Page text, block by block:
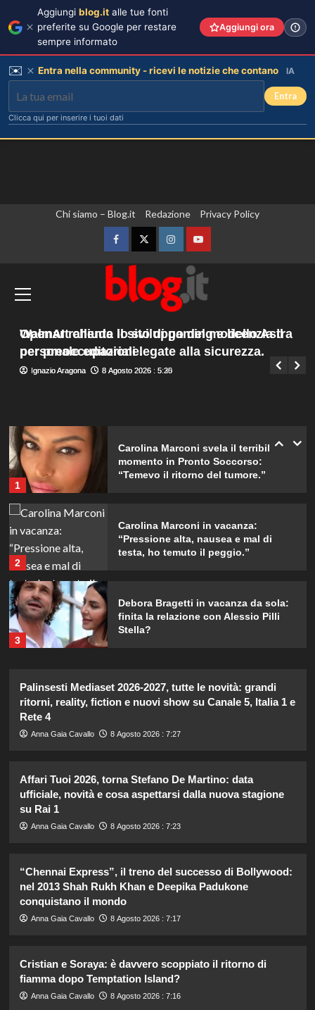
Chi siamo – Blog.it Redazione Privacy Policy
FacebookTwitterInstagramYouTube
principale
Zelensky in Serbia, prima visita
dall’inizio della guerra
Giuseppe Recca 8 Agosto 2026 : 7:45
Walmart chiude il sito di gaming e licenzia il
personale editoriale.
Ignazio Aragona 8 Agosto 2026 : 5:30
OpenAI rallenta lo sviluppo del modello Astra
per preoccupazioni legate alla sicurezza.
Ignazio Aragona 8 Agosto 2026 : 5:25
Debora Bragetti in vacanza da sola:
finita la relazione con Alessio Pilli
Stella?
4
Elisabetta Gregoraci incontra la
sorella in Costa Smeralda: momenti
Il midi dress azzurro di Harriet
1
Carolina Marconi svela il terribile
momento in Pronto Soccorso:
“Temevo il ritorno del tumore.”
2
Carolina Marconi in vacanza:
“Pressione alta, nausea e mal di
testa, ho temuto il peggio.”
3
Debora Bragetti in vacanza da sola:
finita la relazione con Alessio Pilli
Stella?
Elisabetta Gregoraci incontra la
sorella in Costa Smeralda: momenti
da ricordare insieme.
dimenticherò mai.
“Pressione alta, nausea e mal di
finita la relazione con Alessio Pilli
Palinsesti Mediaset 2026-2027, tutte le novità: grandi
ritorni, reality, fiction e nuovi show su Canale 5, Italia 1 e
Rete 4
Anna Gaia Cavallo 8 Agosto 2026 : 7:27
Affari Tuoi 2026, torna Stefano De Martino: data
ufficiale, novità e cosa aspettarsi dalla nuova stagione
su Rai 1
Anna Gaia Cavallo 8 Agosto 2026 : 7:23
“Chennai Express”, il treno del successo di Bollywood:
nel 2013 Shah Rukh Khan e Deepika Padukone
conquistano il mondo
Anna Gaia Cavallo 8 Agosto 2026 : 7:17
Cristian e Soraya: è davvero scoppiato il ritorno di
fiamma dopo Temptation Island?
Anna Gaia Cavallo 8 Agosto 2026 : 7:16
Aggiungi blog.it alle tue fonti
preferite su Google per restare
sempre informato
Aggiungi ora
✉️ Entra nella community - ricevi le notizie che contano IA
Entra
Clicca qui per inserire i tuoi dati